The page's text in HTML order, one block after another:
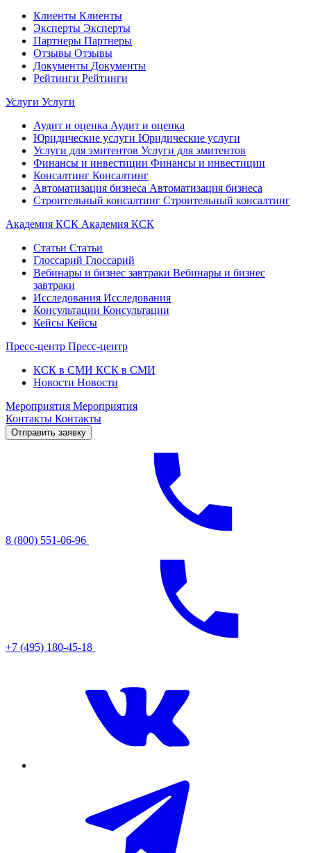
Клиенты Клиенты
Эксперты Эксперты
Партнеры Партнеры
Отзывы Отзывы
Документы Документы
Рейтинги Рейтинги
Услуги Услуги
Аудит и оценка Аудит и оценка
Юридические услуги Юридические услуги
Услуги для эмитентов Услуги для эмитентов
Финансы и инвестиции Финансы и инвестиции
Консалтинг Консалтинг
Автоматизация бизнеса Автоматизация бизнеса
Строительный консалтинг Строительный консалтинг
Академия КСК Академия КСК
Статьи Статьи
Глоссарий Глоссарий
Вебинары и бизнес завтраки Вебинары и бизнес
завтраки
Исследования Исследования
Консультации Консультации
Кейсы Кейсы
Пресс-центр Пресс-центр
КСК в СМИ КСК в СМИ
Новости Новости
Мероприятия Мероприятия
Контакты Контакты
Отправить заявку
8 (800) 551-06-96
+7 (495) 180-45-18